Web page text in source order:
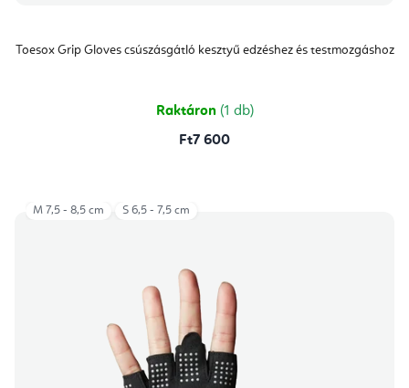
Toesox Grip Gloves csúszásgátló kesztyű edzéshez és testmozgáshoz
Raktáron (1 db)
Ft7 600
M 7,5 - 8,5 cm S 6,5 - 7,5 cm